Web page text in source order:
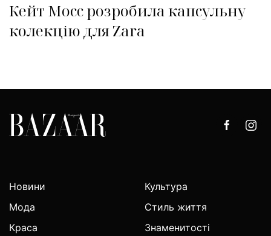
Кейт Мосс розробила капсульну
колекцію для Zara
Новини
Мода
Краса
Культура
Стиль життя
Знаменитості